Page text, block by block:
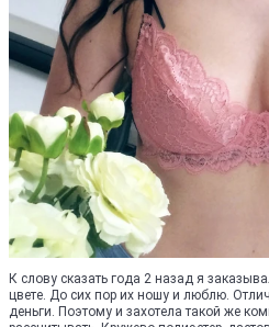
К слову сказать года 2 назад я
цвете. До сих пор их ношу и люблю.
деньги. Поэтому и захотела такой же